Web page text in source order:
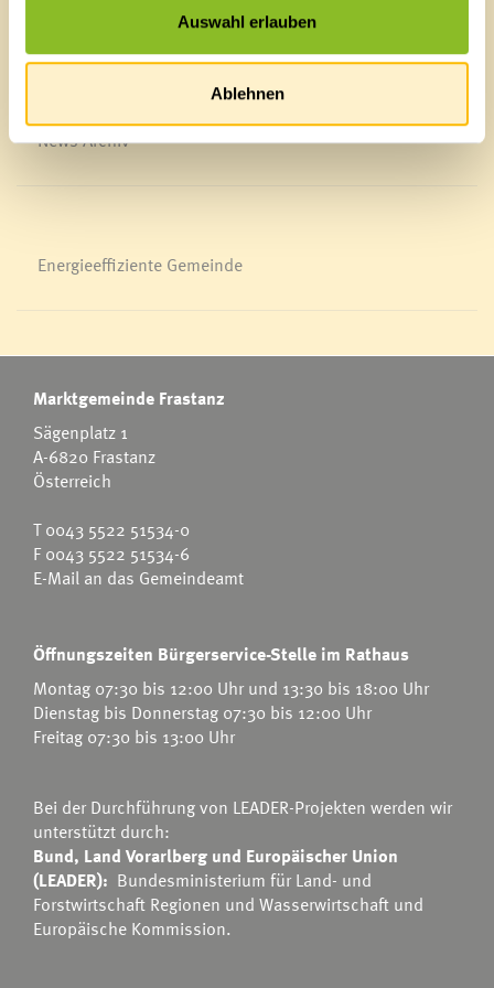
Auswahl erlauben
Ablehnen
Bürgermeldungen
Veranstaltungskalender
News Archiv
Energieeffiziente Gemeinde
Marktgemeinde Frastanz
Sägenplatz 1
A-6820 Frastanz
Österreich
T0043 5522 51534-0
F 0043 5522 51534-6
E-Mail an das Gemeindeamt
Öffnungszeiten Bürgerservice-Stelle im Rathaus
Montag 07:30 bis 12:00 Uhr und 13:30 bis 18:00 Uhr
Dienstag bis Donnerstag 07:30 bis 12:00 Uhr
Freitag 07:30 bis 13:00 Uhr
Bei der Durchführung von LEADER-Projekten werden wir
unterstützt durch:
Bund, Land Vorarlberg und Europäischer Union
(LEADER): Bundesministerium für Land- und
Forstwirtschaft Regionen und Wasserwirtschaft und
Europäische Kommission.